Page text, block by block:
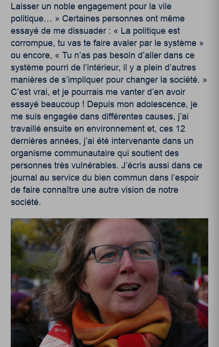
Laisser un noble engagement pour la vile
politique… » Certaines personnes ont même
essayé de me dissuader : « La politique est
corrompue, tu vas te faire avaler par le système »
ou encore, « Tu n’as pas besoin d’aller dans ce
système pourri de l’intérieur, il y a plein d’autres
manières de s’impliquer pour changer la société. »
C’est vrai, et je pourrais me vanter d’en avoir
essayé beaucoup ! Depuis mon adolescence, je
me suis engagée dans différentes causes, j’ai
travaillé ensuite en environnement et, ces 12
dernières années, j’ai été intervenante dans un
organisme communautaire qui soutient des
personnes très vulnérables. J’écris aussi dans ce
journal au service du bien commun dans l’espoir
de faire connaître une autre vision de notre
société.